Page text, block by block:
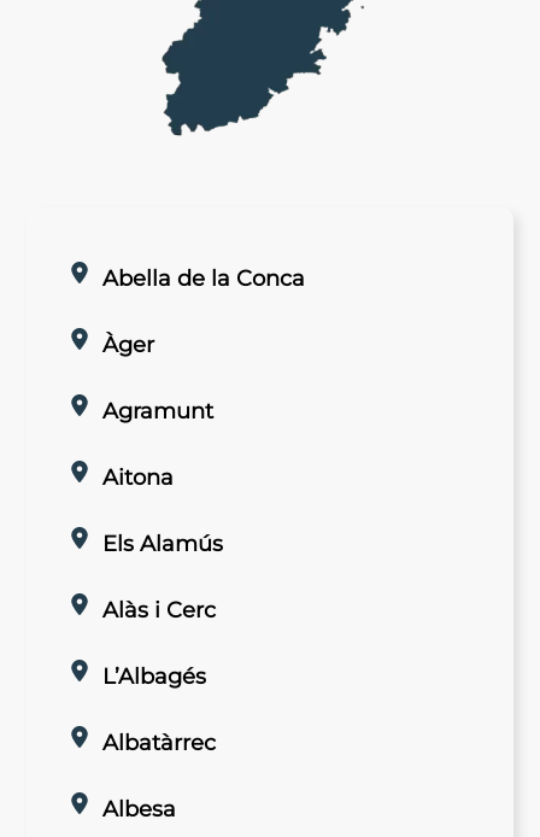
Abella de la Conca
Àger
Agramunt
Aitona
Els Alamús
Alàs i Cerc
L’Albagés
Albatàrrec
Albesa